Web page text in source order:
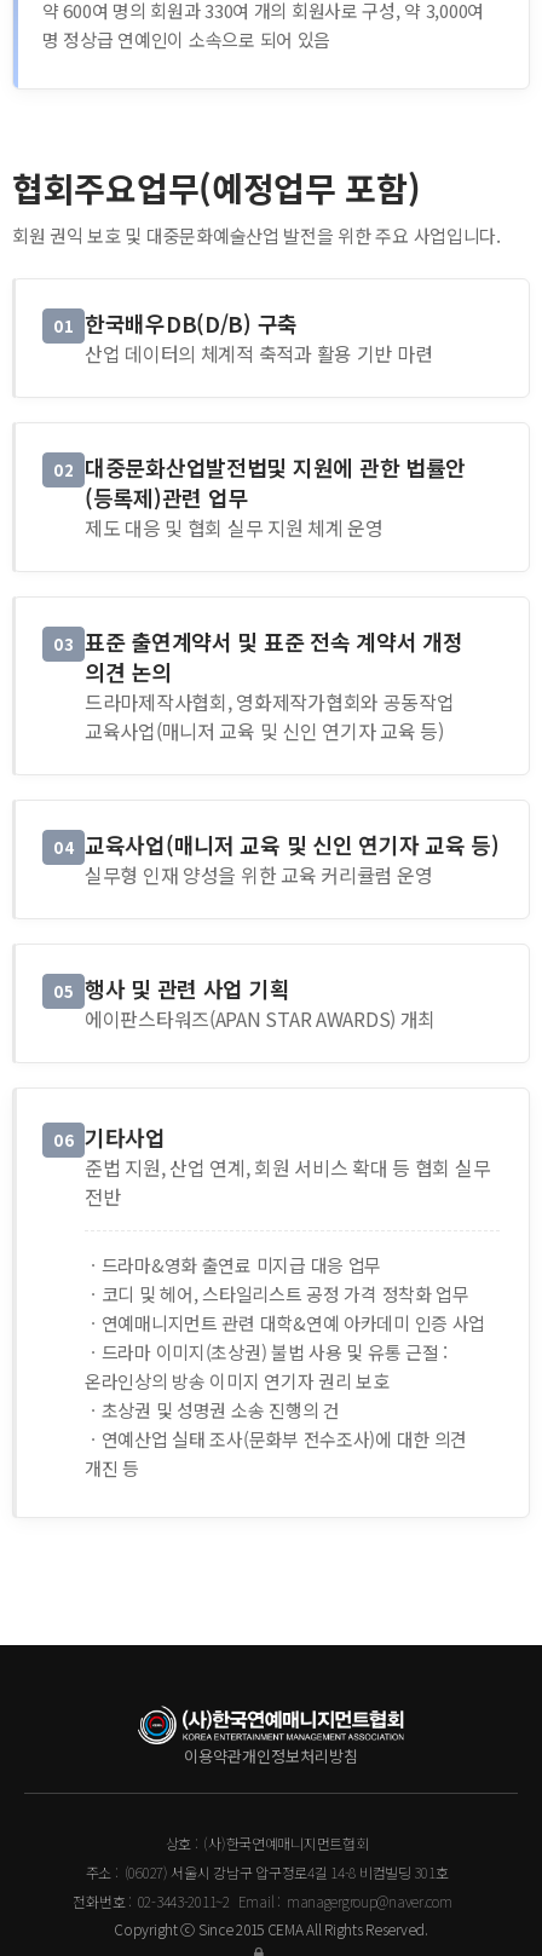
약 600여 명의 회원과 330여 개의 회원사로 구성, 약 3,000여
명 정상급 연예인이 소속으로 되어 있음
협회주요업무(예정업무 포함)
회원 권익 보호 및 대중문화예술산업 발전을 위한 주요 사업입니다.
01 한국배우DB(D/B) 구축
산업 데이터의 체계적 축적과 활용 기반 마련
02 대중문화산업발전법및 지원에 관한 법률안
(등록제)관련 업무
제도 대응 및 협회 실무 지원 체계 운영
03 표준 출연계약서 및 표준 전속 계약서 개정
의견 논의
드라마제작사협회, 영화제작가협회와 공동작업
교육사업(매니저 교육 및 신인 연기자 교육 등)
04 교육사업(매니저 교육 및 신인 연기자 교육 등)
실무형 인재 양성을 위한 교육 커리큘럼 운영
05 행사 및 관련 사업 기획
에이판스타워즈(APAN STAR AWARDS) 개최
06 기타사업
준법 지원, 산업 연계, 회원 서비스 확대 등 협회 실무
전반
ㆍ드라마&영화 출연료 미지급 대응 업무
ㆍ코디 및 헤어, 스타일리스트 공정 가격 정착화 업무
ㆍ연예매니지먼트 관련 대학&연예 아카데미 인증 사업
ㆍ드라마 이미지(초상권) 불법 사용 및 유통 근절 :
온라인상의 방송 이미지 연기자 권리 보호
ㆍ초상권 및 성명권 소송 진행의 건
ㆍ연예산업 실태 조사(문화부 전수조사)에 대한 의견
개진 등
이용약관개인정보처리방침
상호 : (사)한국연예매니지먼트협회
주소 : (06027) 서울시 강남구 압구정로4길 14-8 비컴빌딩 301호
전화번호 : 02-3443-2011~2 Email : managergroup@naver.com
Copyright ⓒ Since 2015 CEMA All Rights Reserved.